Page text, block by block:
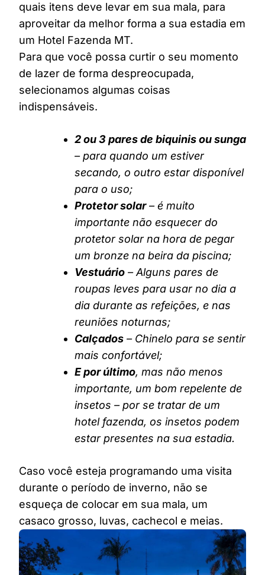
quais itens deve levar em sua mala, para
aproveitar da melhor forma a sua estadia em
um Hotel Fazenda MT.
Para que você possa curtir o seu momento
de lazer de forma despreocupada,
selecionamos algumas coisas
indispensáveis.
2 ou 3 pares de biquinis ou sunga
– para quando um estiver
secando, o outro estar disponível
para o uso;
Protetor solar– é muito
importante não esquecer do
protetor solar na hora de pegar
um bronze na beira da piscina;
Vestuário – Alguns pares de
roupas leves para usar no dia a
dia durante as refeições, e nas
reuniões noturnas;
Calçados – Chinelo para se sentir
mais confortável;
E por último, mas não menos
importante, um bom repelente de
insetos – por se tratar de um
hotel fazenda, os insetos podem
estar presentes na sua estadia.
Caso você esteja programando uma visita
durante o período de inverno, não se
esqueça de colocar em sua mala, um
casaco grosso, luvas, cachecol e meias.